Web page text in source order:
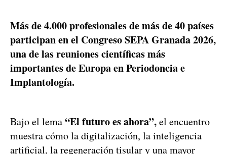
Más de 4.000 profesionales de más de 40 países
participan en el Congreso SEPA Granada 2026,
una de las reuniones científicas más
importantes de Europa en Periodoncia e
Implantología.
Bajo el lema“El futuro es ahora”,el encuentro
muestra cómo la digitalización, la inteligencia
artificial, la regeneración tisular y una mayor